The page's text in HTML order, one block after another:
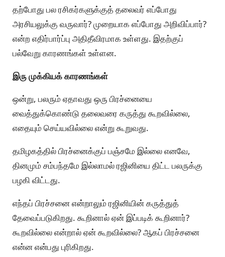
தற்போது பல ரசிகர்களுக்குத் தலைவர் எப்போது
அரசியலுக்கு வருவார்? முறையாக எப்போது அறிவிப்பார்?
என்ற எதிர்பார்ப்பு அதிதீவிரமாக உள்ளது. இதற்குப்
பல்வேறு காரணங்கள் உள்ளன.
இரு முக்கியக் காரணங்கள்
ஒன்று, பலரும் ஏதாவது ஒரு பிரச்னையை
வைத்துக்கொண்டு தலைவரை கருத்து கூறவில்லை,
எதையும் செய்யவில்லை என்று கூறுவது.
தமிழகத்தில் பிரச்னைக்குப் பஞ்சமே இல்லை எனவே,
தினமும் சம்பந்தமே இல்லாமல் ரஜினியை திட்ட பலருக்கு
பழகி விட்டது.
எந்தப் பிரச்சனை என்றாலும் ரஜினியின் கருத்துத்
தேவைப்படுகிறது. கூறினால் ஏன் இப்படிக் கூறினார்?
கூறவில்லை என்றால் ஏன் கூறவில்லை? ஆகப் பிரச்சனை
என்ன என்பது புரிகிறது.